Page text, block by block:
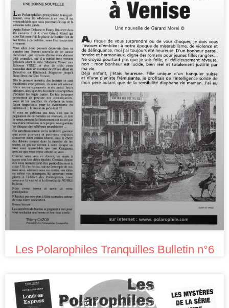
Les Polarophiles Tranquilles Bulletin n°6